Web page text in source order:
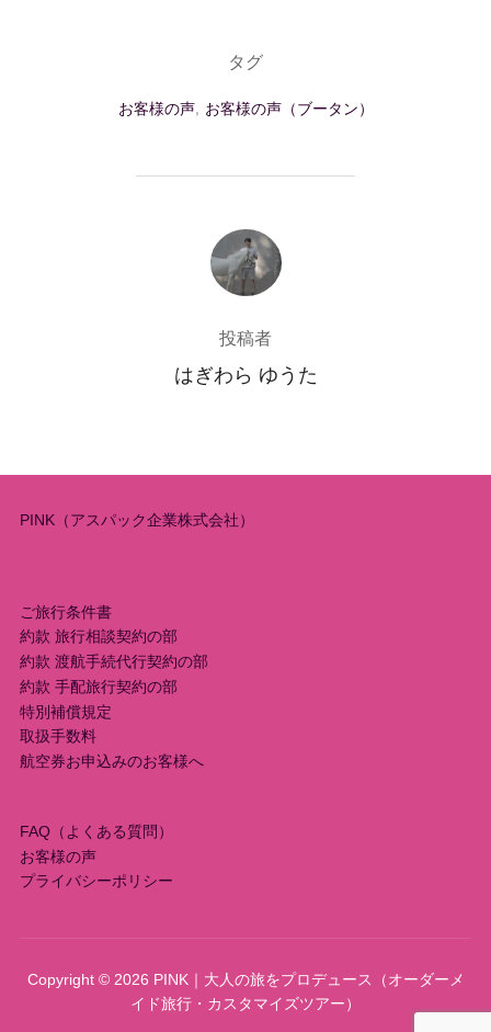
タグ
お客様の声, お客様の声（ブータン）
投稿者
投稿者
はぎわら ゆうた
PINK（アスパック企業株式会社）
ご旅行条件書
約款 旅行相談契約の部
約款 渡航手続代行契約の部
約款 手配旅行契約の部
特別補償規定
取扱手数料
航空券お申込みのお客様へ
FAQ（よくある質問）
お客様の声
プライバシーポリシー
Copyright © 2026 PINK｜大人の旅をプロデュース（オーダーメ
イド旅行・カスタマイズツアー）